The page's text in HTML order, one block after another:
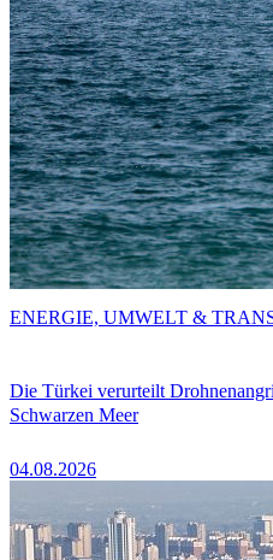
Die Türkei verurteilt
Schwarzen Meer
04.08.2026
ENERGIE, UMWELT &